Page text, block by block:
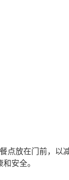
点放在门前，以
安全。